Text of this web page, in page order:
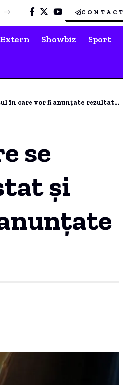
CONTACT
Extern Showbiz Sport
care vor fi anunțate rezultatele.
se
și